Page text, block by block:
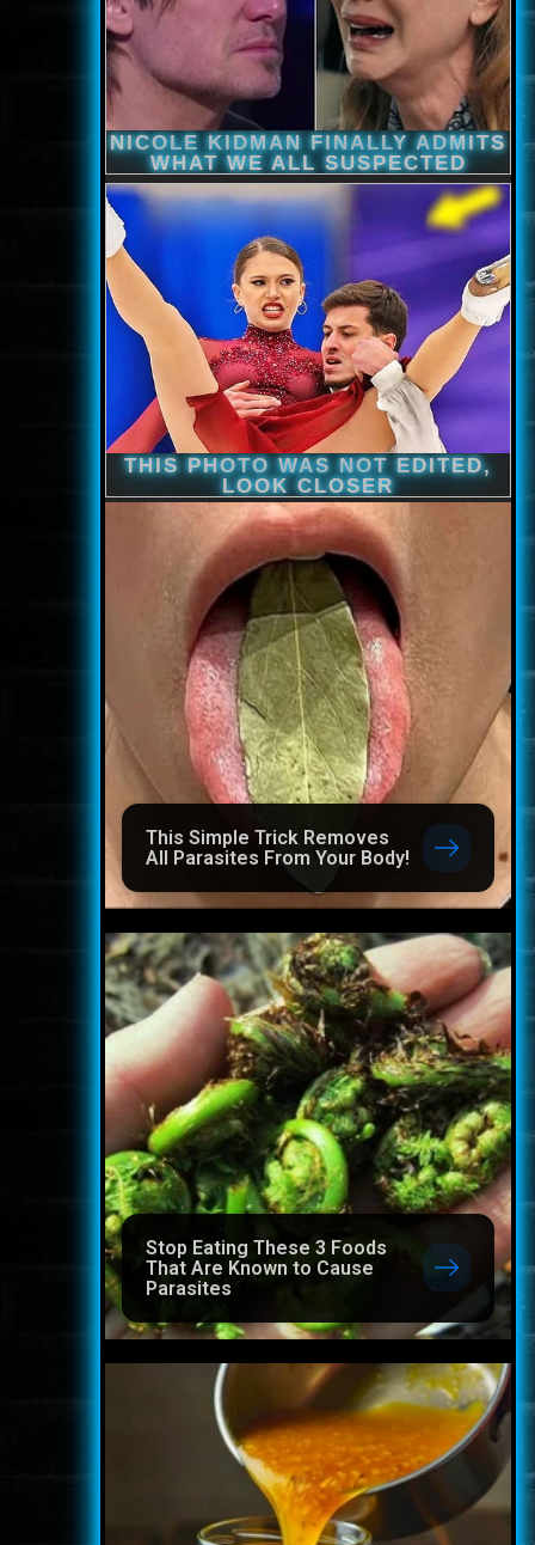
This Simple Trick Removes
All Parasites From Your Body!
Stop Eating These 3 Foods
That Are Known to Cause
Parasites